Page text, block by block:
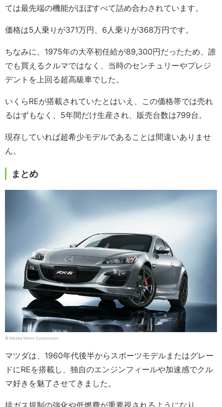
ては最先端の機能がほぼすべて詰め合わされています。
価格は5人乗りが371万円、6人乗りが368万円です。
ちなみに、1975年の大卒初任給が89,300円だったため、誰
でも買えるクルマではなく、当時のセンチュリーやプレジ
デントを上回る超高級車でした。
いくらREが搭載されていたとはいえ、この価格帯では売れ
るはずもなく、5年間だけ生産され、販売台数は799台。
現存していれば超希少モデルであることは間違いありませ
ん。
まとめ
© Mazda Motor Corporation
マツダは、1960年代後半からスポーツモデルまたはグレー
ドにREを搭載し、独自のエンジンフィールや加速感でクル
マ好きを魅了させてきました。
排ガス規制の強化や低燃費が重要視されるようになり、